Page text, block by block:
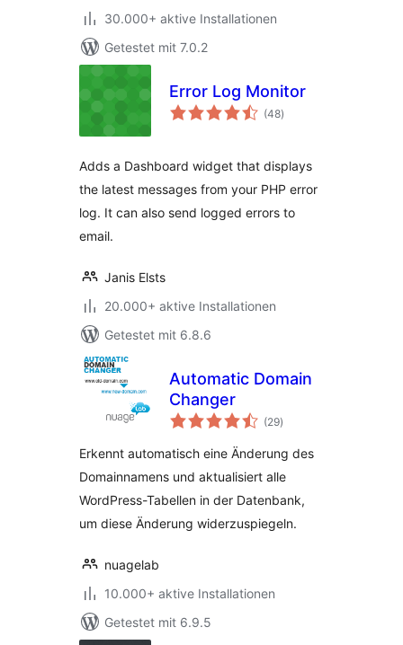
30.000+ aktive Installationen
Getestet mit 7.0.2
Error Log Monitor
(48Bewertungen
insgesamt
)
Adds a Dashboard widget that displays
the latest messages from your PHP error
log. It can also send logged errors to
email.
Janis Elsts
20.000+ aktive Installationen
Getestet mit 6.8.6
Automatic Domain
Changer
(29Bewertungen
insgesamt
)
Erkennt automatisch eine Änderung des
Domainnamens und aktualisiert alle
WordPress-Tabellen in der Datenbank,
um diese Änderung widerzuspiegeln.
nuagelab
10.000+ aktive Installationen
Getestet mit 6.9.5